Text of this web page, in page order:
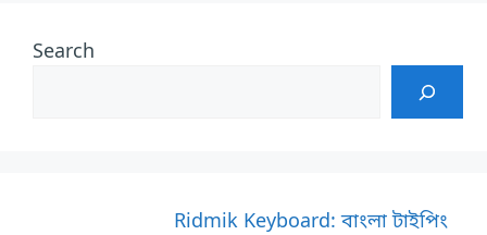
Search
Ridmik Keyboard: বাংলা টাইপিং